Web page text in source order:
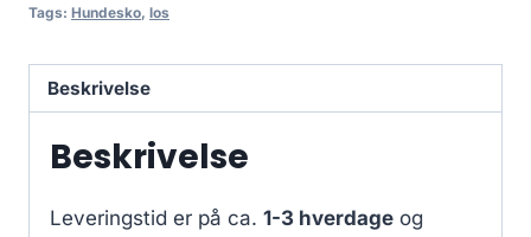
Tags: Hundesko, los
Beskrivelse
Beskrivelse
Leveringstid er på ca. 1-3 hverdage og